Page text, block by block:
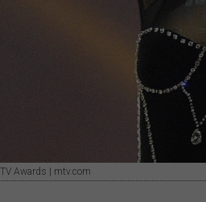
Awards | mtv.com